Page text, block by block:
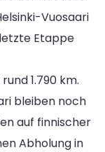
Vuosaari
Etappe
1.790 km.
bleiben noch
auf finnischer
Abholung in